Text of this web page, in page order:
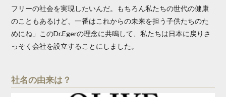
フリーの社会を実現したいんだ。もちろん私たちの世代の健康
のこともあるけど、一番はこれからの未来を担う子供たちのた
めにね」このDr.Egerの理念に共鳴して、私たちは日本に戻りさ
っそく会社を設立することにしました。
社名の由来は？